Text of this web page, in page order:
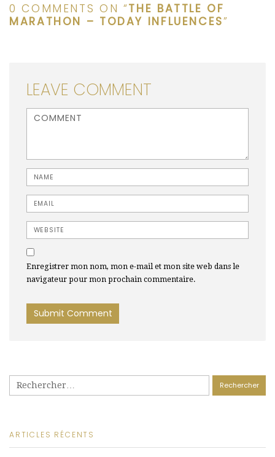
0 COMMENTS ON “THE BATTLE OF
MARATHON – TODAY INFLUENCES”
LEAVE COMMENT
Name
Email
Website
Enregistrer mon nom, mon e-mail et mon site web dans le
navigateur pour mon prochain commentaire.
Rechercher :
ARTICLES RÉCENTS